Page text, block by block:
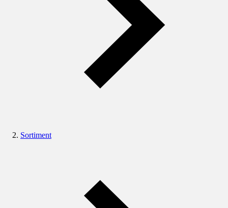
Sortiment